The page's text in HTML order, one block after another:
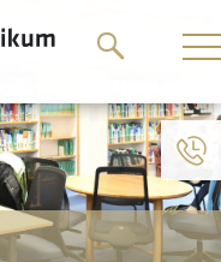
main
content
main
content